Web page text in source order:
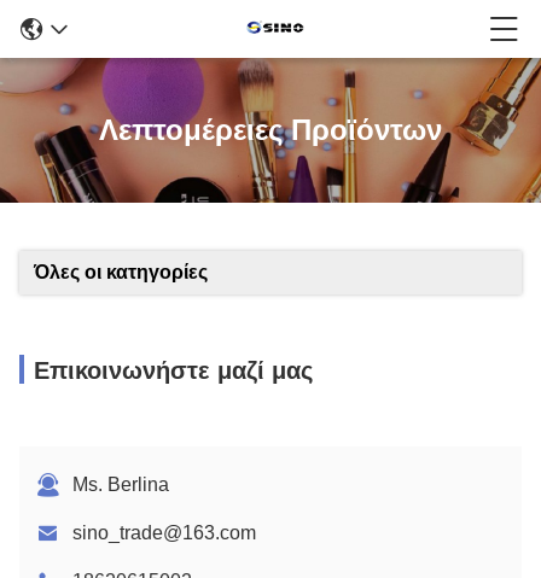
Λεπτομέρειες Προϊόντων
Όλες οι κατηγορίες
Επικοινωνήστε μαζί μας
Ms. Berlina
sino_trade@163.com